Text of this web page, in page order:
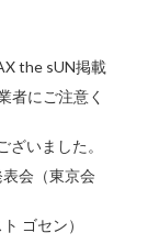
the sUN掲載
者にご注意く
ざいました。
表会（東京会
ゴセン）